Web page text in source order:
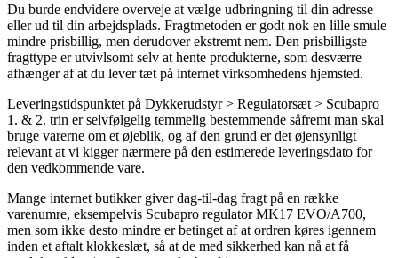
Du burde endvidere overveje at vælge udbringning til din adresse
eller ud til din arbejdsplads. Fragtmetoden er godt nok en lille smule
mindre prisbillig, men derudover ekstremt nem. Den prisbilligste
fragttype er utvivlsomt selv at hente produkterne, som desværre
afhænger af at du lever tæt på internet virksomhedens hjemsted.
Leveringstidspunktet på Dykkerudstyr > Regulatorsæt > Scubapro
1. & 2. trin er selvfølgelig temmelig bestemmende såfremt man skal
bruge varerne om et øjeblik, og af den grund er det øjensynligt
relevant at vi kigger nærmere på den estimerede leveringsdato for
den vedkommende vare.
Mange internet butikker giver dag-til-dag fragt på en række
varenumre, eksempelvis Scubapro regulator MK17 EVO/A700,
men som ikke desto mindre er betinget af at ordren køres igennem
inden et aftalt klokkeslæt, så at de med sikkerhed kan nå at få